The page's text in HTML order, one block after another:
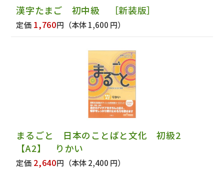
漢字たまご 初中級 ［新装版］
定価 1,760円 （本体 1,600 円）
まるごと 日本のことばと文化 初級2
【A2】 りかい
定価 2,640円 （本体 2,400 円）